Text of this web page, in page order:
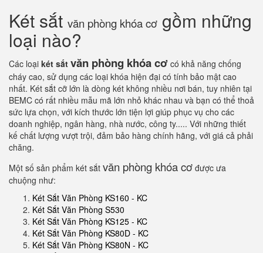
Két sắt văn phòng khóa cơ gồm những
loại nào?
Các loại két sắt văn phòng khóa cơ có khả năng chống
cháy cao, sử dụng các loại khóa hiện đại có tính bảo mật cao
nhất. Két sắt cỡ lớn là dòng két không nhiều nơi bán, tuy nhiên tại
BEMC có rất nhiều mẫu mã lớn nhỏ khác nhau và bạn có thể thoả
sức lựa chọn, với kích thước lớn tiện lợi giúp phục vụ cho các
doanh nghiệp, ngân hàng, nhà nước, công ty..... Với những thiết
kế chất lượng vượt trội, đảm bảo hàng chính hãng, với giá cả phải
chăng.
Một số sản phẩm két sắt văn phòng khóa cơ được ưa
chuộng như:
Két Sắt Văn Phòng KS160 - KC
Két Sắt Văn Phòng S530
Két Sắt Văn Phòng KS125 - KC
Két Sắt Văn Phòng KS80D - KC
Két Sắt Văn Phòng KS80N - KC